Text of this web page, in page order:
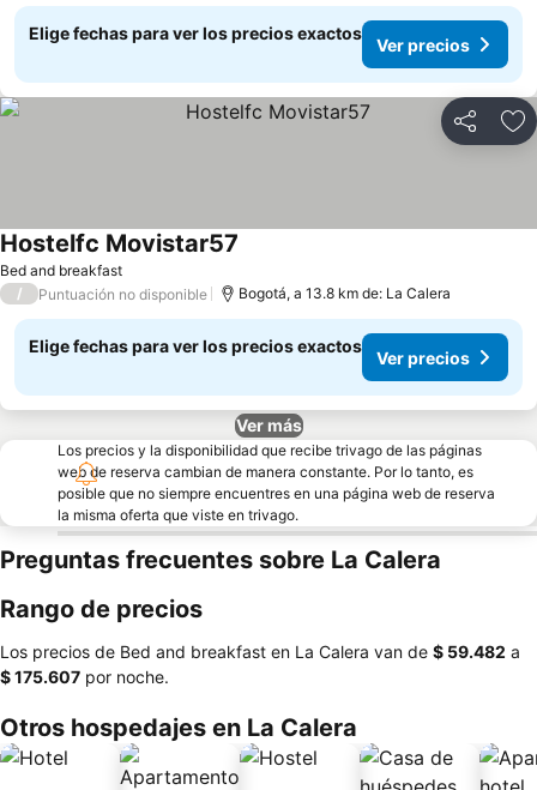
Elige fechas para ver los precios exactos
Ver precios
Compartir
Bed and breakfast
Hostelfc Movistar57
/ Puntuación no disponible Bogotá, a 13.8 km de: La Calera
Elige fechas para ver los precios exactos
Ver precios
Ver más
Los precios y la disponibilidad que recibe trivago de las páginas
web de reserva cambian de manera constante. Por lo tanto, es
posible que no siempre encuentres en una página web de reserva
la misma oferta que viste en trivago.
Preguntas frecuentes sobre La Calera
Rango de precios
Los precios de Bed and breakfast en La Calera van de ‎$ 59.482 a
‎$ 175.607 por noche.
Otros hospedajes en La Calera